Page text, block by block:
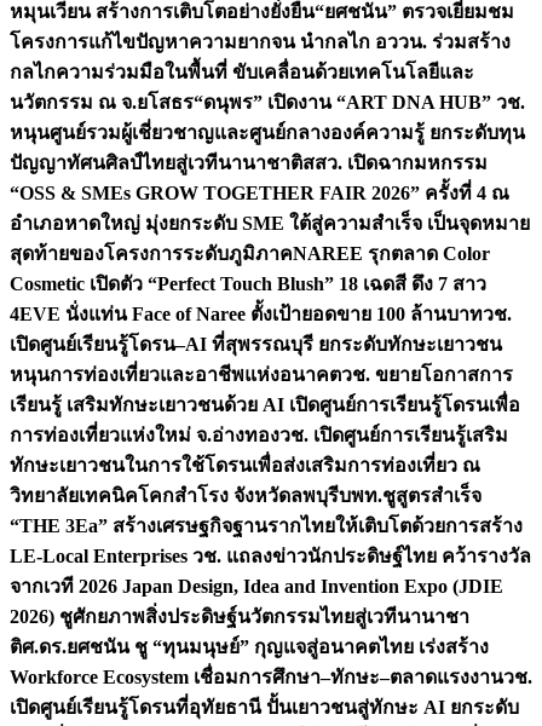
หมุนเวียน สร้างการเติบโตอย่างยั่งยืน“ยศชนัน” ตรวจเยี่ยมชม
โครงการแก้ไขปัญหาความยากจน นำกลไก อววน. ร่วมสร้าง
กลไกความร่วมมือในพื้นที่ ขับเคลื่อนด้วยเทคโนโลยีและ
นวัตกรรม ณ จ.ยโสธร“ดนุพร” เปิดงาน “ART DNA HUB” วช.
หนุนศูนย์รวมผู้เชี่ยวชาญและศูนย์กลางองค์ความรู้ ยกระดับทุน
ปัญญาทัศนศิลป์ไทยสู่เวทีนานาชาติสสว. เปิดฉากมหกรรม
“OSS & SMEs GROW TOGETHER FAIR 2026” ครั้งที่ 4 ณ
อำเภอหาดใหญ่ มุ่งยกระดับ SME ใต้สู่ความสำเร็จ เป็นจุดหมาย
สุดท้ายของโครงการระดับภูมิภาคNAREE รุกตลาด Color
Cosmetic เปิดตัว “Perfect Touch Blush” 18 เฉดสี ดึง 7 สาว
4EVE นั่งแท่น Face of Naree ตั้งเป้ายอดขาย 100 ล้านบาทวช.
เปิดศูนย์เรียนรู้โดรน–AI ที่สุพรรณบุรี ยกระดับทักษะเยาวชน
หนุนการท่องเที่ยวและอาชีพแห่งอนาคตวช. ขยายโอกาสการ
เรียนรู้ เสริมทักษะเยาวชนด้วย AI เปิดศูนย์การเรียนรู้โดรนเพื่อ
การท่องเที่ยวแห่งใหม่ จ.อ่างทองวช. เปิดศูนย์การเรียนรู้เสริม
ทักษะเยาวชนในการใช้โดรนเพื่อส่งเสริมการท่องเที่ยว ณ
วิทยาลัยเทคนิคโคกสำโรง จังหวัดลพบุรีบพท.ชูสูตรสำเร็จ
“THE 3Ea” สร้างเศรษฐกิจฐานรากไทยให้เติบโตด้วยการสร้าง
LE-Local Enterprises วช. แถลงข่าวนักประดิษฐ์ไทย คว้ารางวัล
จากเวที 2026 Japan Design, Idea and Invention Expo (JDIE
2026) ชูศักยภาพสิ่งประดิษฐ์นวัตกรรมไทยสู่เวทีนานาชา
ติศ.ดร.ยศชนัน ชู “ทุนมนุษย์” กุญแจสู่อนาคตไทย เร่งสร้าง
Workforce Ecosystem เชื่อมการศึกษา–ทักษะ–ตลาดแรงงานวช.
เปิดศูนย์เรียนรู้โดรนที่อุทัยธานี ปั้นเยาวชนสู่ทักษะ AI ยกระดับ